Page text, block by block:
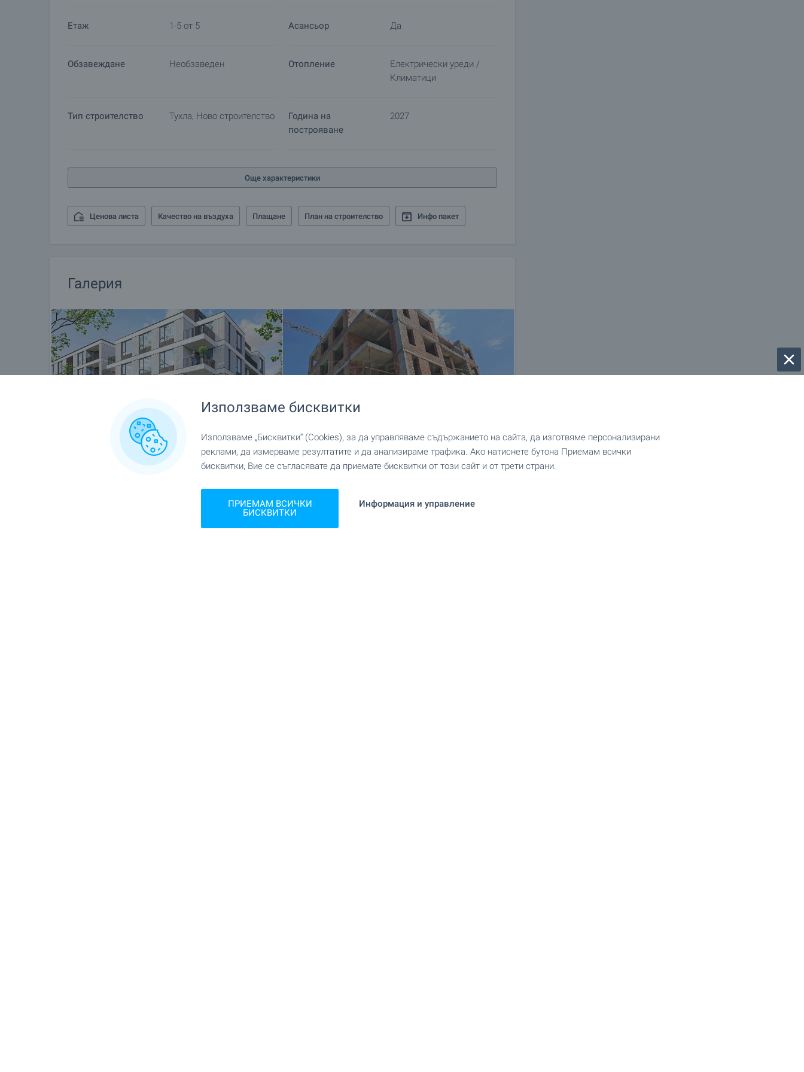
Ние си партнираме с водещите български банки и можем да ви свържем с техните консултанти за
Етаж 1-5 от 5 Асансьор Да
Обзавеждане Необзаведен Отопление
Електрически уреди /
Климатици
Тип строителство Тухла, Ново строителство
Година на
построяване
2027
Още характеристики
Ценова листа Качество на въздуха Плащане План на строителство Инфо пакет
Галерия
Използваме бисквитки
Използваме „Бисквитки“ (Cookies), за да управляваме съдържанието на сайта, да изготвяме персонализирани
реклами, да измерваме резултатите и да анализираме трафика. Ако натиснете бутона Приемам всички
бисквитки, Вие се съгласявате да приемате бисквитки от този сайт и от трети страни.
ПРИЕМАМ ВСИЧКИ
БИСКВИТКИ
Информация и управление